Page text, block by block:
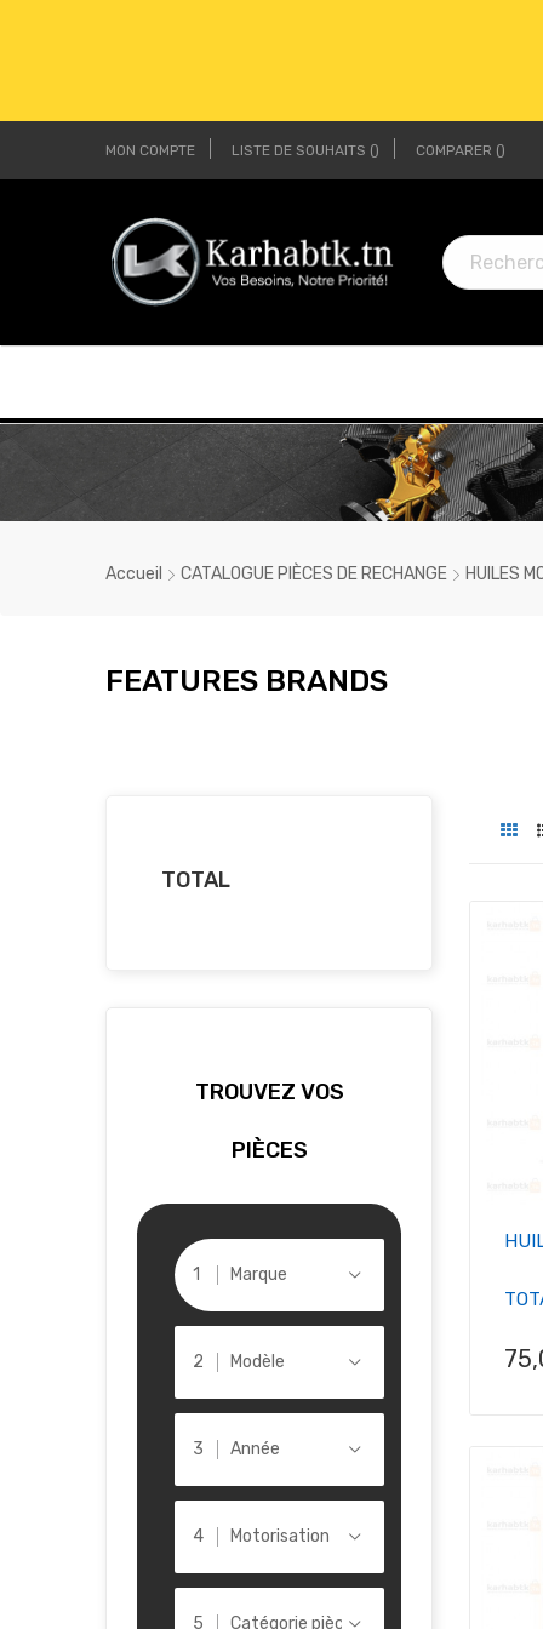
MON COMPTE LISTE DE SOUHAITS COMPARER
Accueil CATALOGUE PIÈCES DE RECHANGE HUILES
FEATURES BRANDS
TOTAL
TROUVEZ VOS
PIÈCES
Marque
Modèle
Année
Motorisation
Catégorie pièce